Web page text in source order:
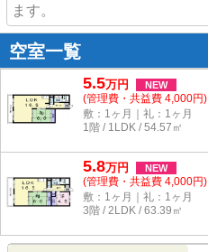
ます。
空室一覧
5.5万円 NEW
(管理費・共益費 4,000円)
敷：1ヶ月｜礼：1ヶ月
1階 / 1LDK / 54.57㎡
5.8万円 NEW
(管理費・共益費 4,000円)
敷：1ヶ月｜礼：1ヶ月
3階 / 2LDK / 63.39㎡